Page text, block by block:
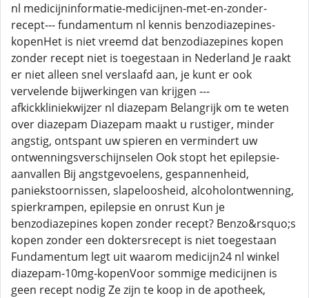
nl medicijninformatie-medicijnen-met-en-zonder-
recept--- fundamentum nl kennis benzodiazepines-
kopenHet is niet vreemd dat benzodiazepines kopen
zonder recept niet is toegestaan in Nederland Je raakt
er niet alleen snel verslaafd aan, je kunt er ook
vervelende bijwerkingen van krijgen ---
afkickkliniekwijzer nl diazepam Belangrijk om te weten
over diazepam Diazepam maakt u rustiger, minder
angstig, ontspant uw spieren en vermindert uw
ontwenningsverschijnselen Ook stopt het epilepsie-
aanvallen Bij angstgevoelens, gespannenheid,
paniekstoornissen, slapeloosheid, alcoholontwenning,
spierkrampen, epilepsie en onrust Kun je
benzodiazepines kopen zonder recept? Benzo&rsquo;s
kopen zonder een doktersrecept is niet toegestaan
Fundamentum legt uit waarom medicijn24 nl winkel
diazepam-10mg-kopenVoor sommige medicijnen is
geen recept nodig Ze zijn te koop in de apotheek,